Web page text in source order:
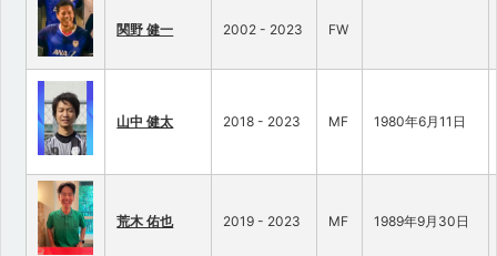
関野 健一 2002 - 2023 FW
山中 健太 2018 - 2023 MF 1980年6月11日
荒木 佑也 2019 - 2023 MF 1989年9月30日